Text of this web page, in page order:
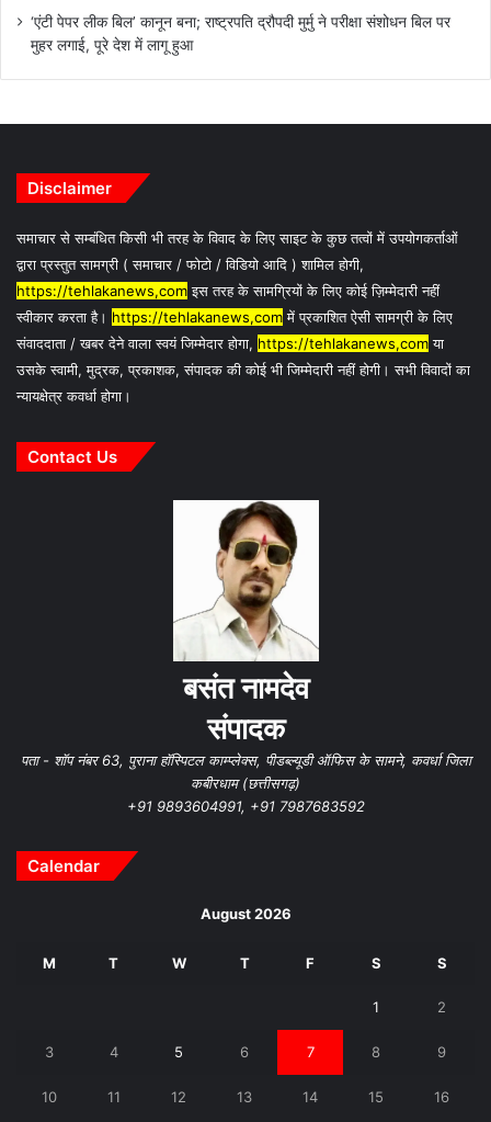
‘एंटी पेपर लीक बिल’ कानून बना; राष्ट्रपति द्रौपदी मुर्मु ने परीक्षा संशोधन बिल पर
मुहर लगाई, पूरे देश में लागू हुआ
Disclaimer
समाचार से सम्बंधित किसी भी तरह के विवाद के लिए साइट के कुछ तत्वों में उपयोगकर्ताओं
द्वारा प्रस्तुत सामग्री ( समाचार / फोटो / विडियो आदि ) शामिल होगी,
https://tehlakanews,comइस तरह के सामग्रियों के लिए कोई ज़िम्मेदारी नहीं
स्वीकार करता है। https://tehlakanews,comमें प्रकाशित ऐसी सामग्री के लिए
संवाददाता / खबर देने वाला स्वयं जिम्मेदार होगा, https://tehlakanews,comया
उसके स्वामी, मुद्रक, प्रकाशक, संपादक की कोई भी जिम्मेदारी नहीं होगी। सभी विवादों का
न्यायक्षेत्र कवर्धा होगा।
Contact Us
बसंत नामदेव
संपादक
पता - शॉप नंबर 63, पुराना हॉस्पिटल काम्प्लेक्स, पीडब्ल्यूडी ऑफिस के सामने, कवर्धा जिला
कबीरधाम (छत्तीसगढ़)
+91 9893604991, +91 7987683592
Calendar
August 2026
M T W T F S S
1 2
3 4 5 6 7 8 9
10 11 12 13 14 15 16